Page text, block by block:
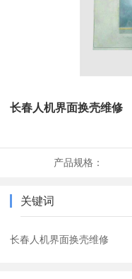
长春人机界面换壳维修
产品规格：
关键词
长春人机界面换壳维修